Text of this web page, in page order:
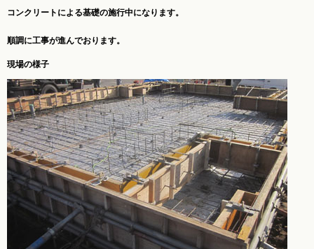
コンクリートによる基礎の施行中になります。
順調に工事が進んでおります。
現場の様子